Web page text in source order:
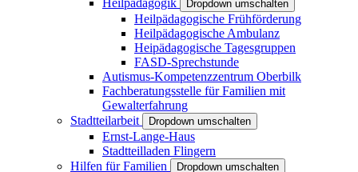
Dropdown umschalten
Heilpädagogische Frühförderung
Heilpädagogische Ambulanz
Heipädagogische Tagesgruppen
FASD-Sprechstunde
Autismus-Kompetenzzentrum Oberbilk
Fachberatungsstelle für Familien mit
Gewalterfahrung
Stadtteilarbeit
Dropdown umschalten
Ernst-Lange-Haus
Stadtteilladen Flingern
Hilfen für Familien
Dropdown umschalten